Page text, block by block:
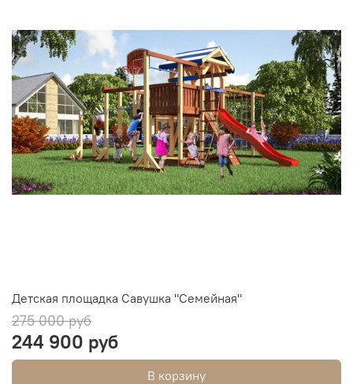
Детская площадка Савушка "Семейная"
275 000 руб
244 900 руб
В корзину